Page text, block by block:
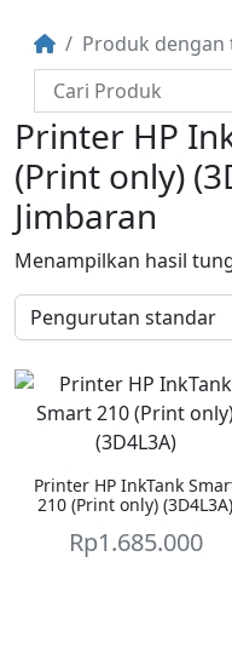
Produk dengan
Printer HP
(Print only)
Jimbaran
Menampilkan hasil
Printer HP InkTank
210 (Print only) (3D4L3A)
Rp1.685.000